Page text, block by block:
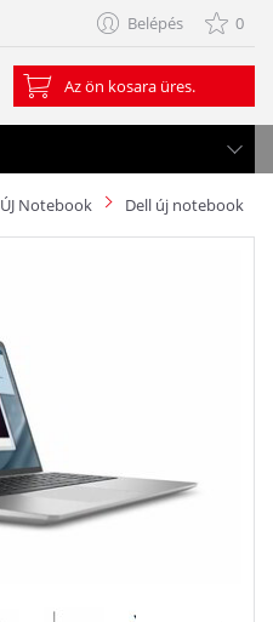
Belépés 0
Az ön kosara üres.
ÚJ Notebook Dell új notebook